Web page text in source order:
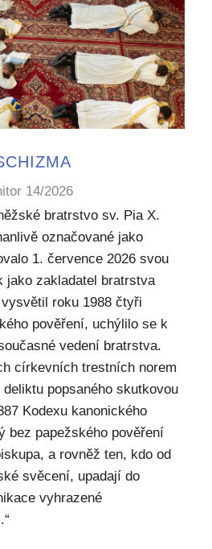
14/2026
bratrstvo sv. Pia X.
označované jako
1. července 2026 svou
jako zakladatel bratrstva
roku 1988 čtyři
pověření, uchýlilo se k
vedení bratrstva.
církevních trestních norem
popsaného skutkovou
Kodexu kanonického
bez papežského pověření
a rovněž ten, kdo od
svěcení, upadají do
vyhrazené